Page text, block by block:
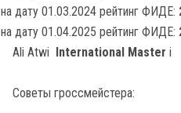
на дату 01.03.2024 рейтинг ФИДЕ:
на дату 01.04.2025 рейтинг ФИДЕ:
Ali Atwi International Master i
Советы гроссмейстера: